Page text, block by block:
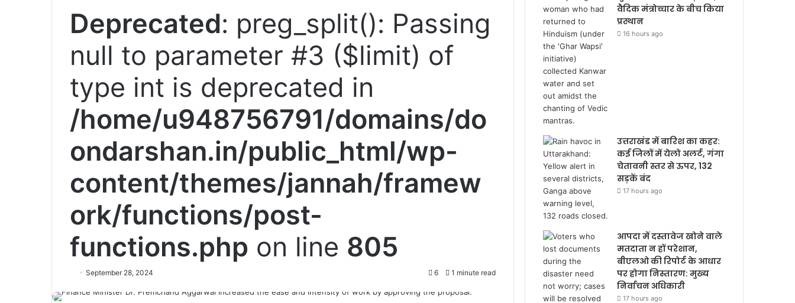
Deprecated: preg_split(): Passing
null to parameter #3 ($limit) of
type int is deprecated in
/home/u948756791/domains/do
ondarshan.in/public_html/wp-
content/themes/jannah/framew
ork/functions/post-
functions.php on line 805
September 28, 2024 6 1 minute read
वैदिक मंत्रोच्चार के बीच किया
प्रस्थान
16 hours ago
उत्तराखंड में बारिश का कहर:
कई जिलों में येलो अलर्ट, गंगा
चेतावनी स्तर से ऊपर, 132
सड़कें बंद
17 hours ago
आपदा में दस्तावेज खोने वाले
मतदाता न हों परेशान,
बीएलओ की रिपोर्ट के आधार
पर होगा निस्तारण: मुख्य
निर्वाचन अधिकारी
17 hours ago